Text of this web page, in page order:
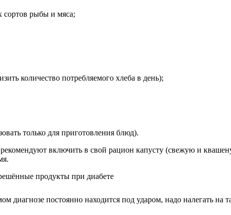
сортов рыбы и мяса;
количество потребляемого хлеба в день);
только для приготовления блюд).
включить в свой рацион капусту (свежую и
постоянно находится под ударом, надо налегать на